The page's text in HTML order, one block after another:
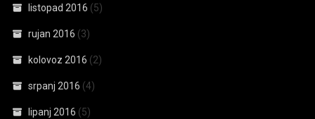
listopad 2016 (5)
rujan 2016 (3)
kolovoz 2016 (2)
srpanj 2016 (4)
lipanj 2016 (5)